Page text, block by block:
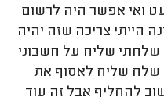
ואי אפשר היה לרשום
הייתי צריכה שזה יהיה
שלחתי שליח על חשבוני
שלח שליח לאסוף את
להחליף אבל זה עוד